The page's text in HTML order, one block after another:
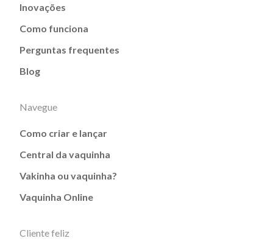
Inovações
Como funciona
Perguntas frequentes
Blog
Navegue
Como criar e lançar
Central da vaquinha
Vakinha ou vaquinha?
Vaquinha Online
Cliente feliz